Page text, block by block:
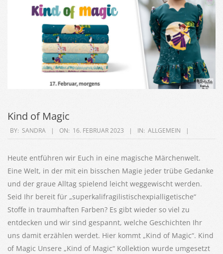
Kind of Magic
2023-
16
BY: SANDRA ON: 16. FEBRUAR 2023 IN: ALLGEMEIN
Heute entführen wir Euch in eine magische Märchenwelt.
Eine Welt, in der mit ein bisschen Magie jeder trübe Gedanke
und der graue Alltag spielend leicht weggewischt werden.
Seid Ihr bereit für „superkalifragilistischexpialligetische“
Stoffe in traumhaften Farben? Es gibt wieder so viel zu
entdecken und wir sind gespannt, welche Geschichten Ihr
uns damit erzählen werdet. Hier kommt „Kind of Magic“. Kind
of Magic Unsere „Kind of Magic“ Kollektion wurde umgesetzt